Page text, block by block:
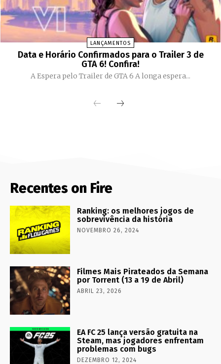
LANÇAMENTOS
Data e Horário Confirmados para o Trailer 3 de
GTA 6! Confira!
A Espera pelo Trailer de GTA 6 A longa espera...
Recentes on Fire
Ranking: os melhores jogos de
sobrevivência da história
NOVEMBRO 26, 2024
Filmes Mais Pirateados da Semana
por Torrent (13 a 19 de Abril)
ABRIL 23, 2026
EA FC 25 lança versão gratuita na
Steam, mas jogadores enfrentam
problemas com bugs
DEZEMBRO 12, 2024